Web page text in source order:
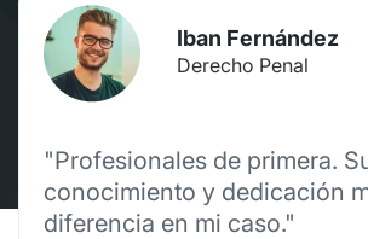
Iban Fernández
Derecho Penal
"Profesionales de primera.
conocimiento y dedicación
diferencia en mi caso."